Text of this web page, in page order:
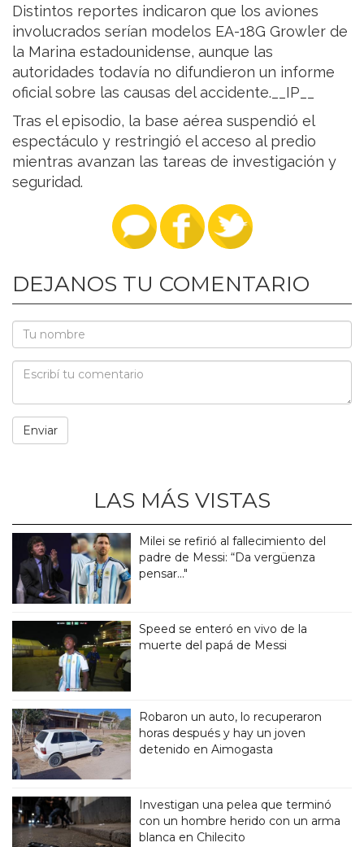
Distintos reportes indicaron que los aviones
involucrados serían modelos EA-18G Growler de
la Marina estadounidense, aunque las
autoridades todavía no difundieron un informe
oficial sobre las causas del accidente.__IP__
Tras el episodio, la base aérea suspendió el
espectáculo y restringió el acceso al predio
mientras avanzan las tareas de investigación y
seguridad.
DEJANOS TU COMENTARIO
LAS MÁS VISTAS
Milei se refirió al fallecimiento del
padre de Messi: “Da vergüenza
pensar..."
Speed se enteró en vivo de la
muerte del papá de Messi
Robaron un auto, lo recuperaron
horas después y hay un joven
detenido en Aimogasta
Investigan una pelea que terminó
con un hombre herido con un arma
blanca en Chilecito